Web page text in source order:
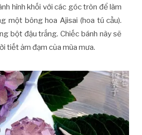
hình khối với các góc tròn để làm
một bông hoa Ajisai (hoa tú cầu).
bột đậu trắng. Chiếc bánh này sẽ
tiết ảm đạm của mùa mưa.